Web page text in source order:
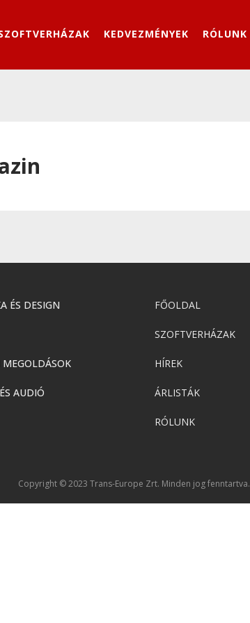
KEDVEZMÉNYEK RÓLUNK
ÉS DESIGN
MEGOLDÁSOK
AUDIÓ
FŐOLDAL
SZOFTVERHÁZAK
HÍREK
ÁRLISTÁK
RÓLUNK
Copyright © 2023 Trans-Europe Zrt. Minden jog fenntartva.